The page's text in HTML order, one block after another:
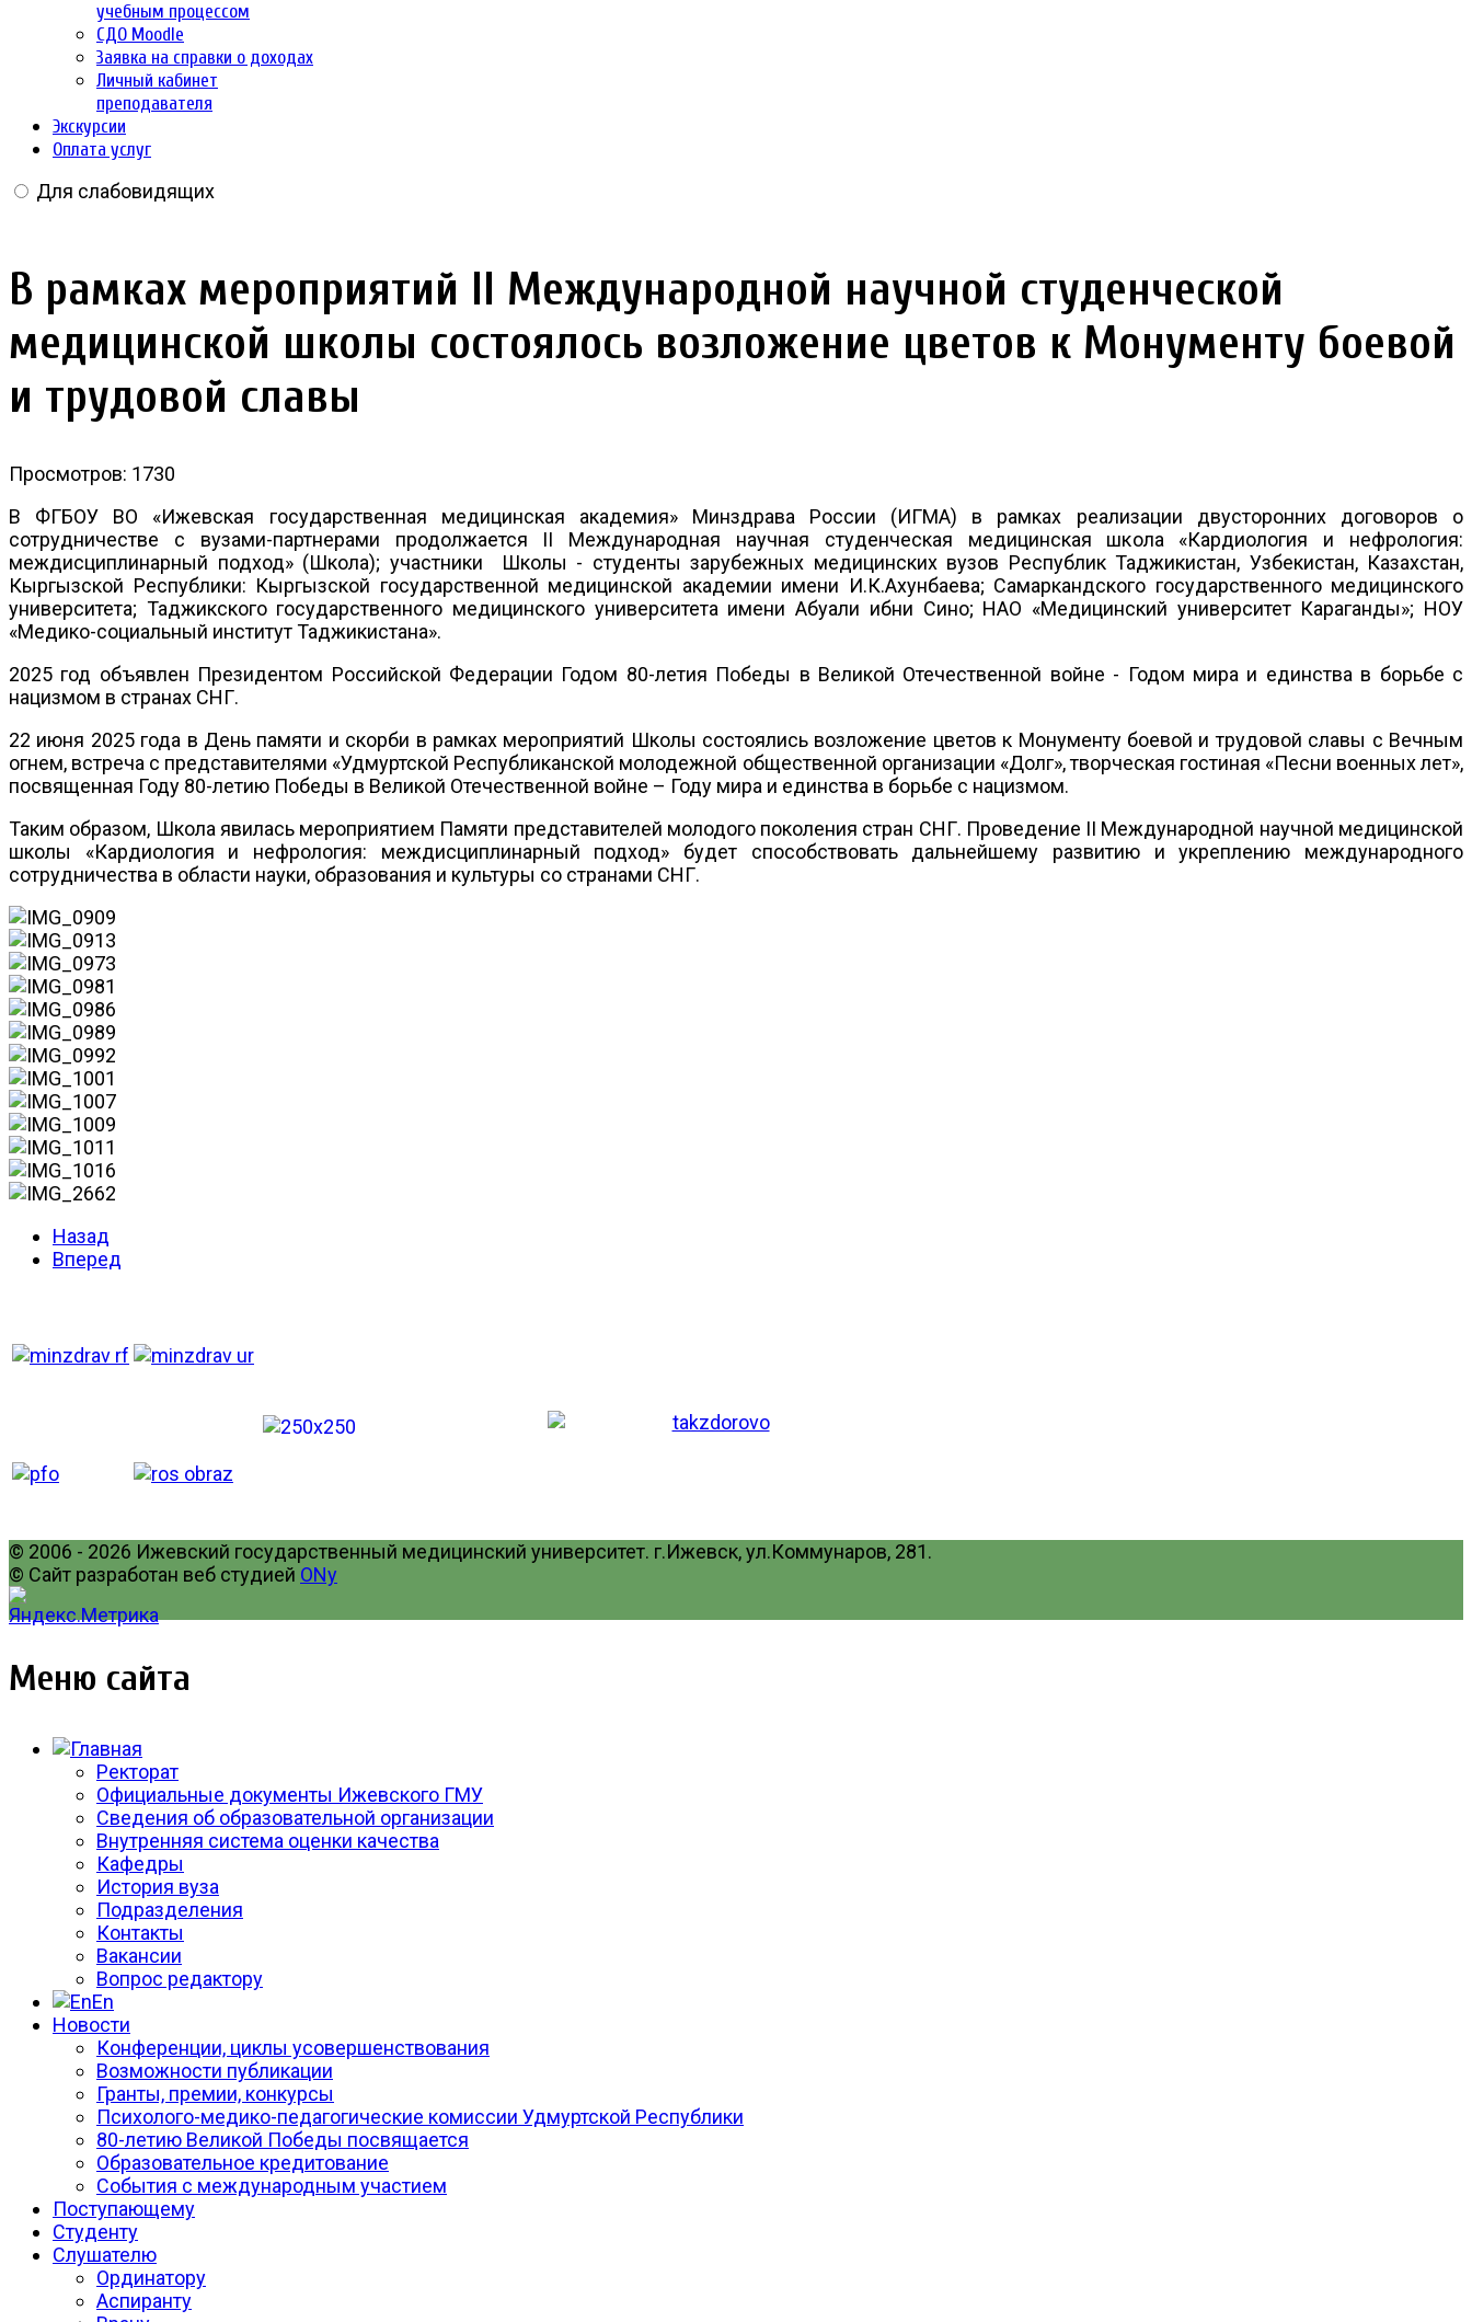
учебным процессом
СДО Moodle
Заявка на справки о доходах
Личный кабинет
преподавателя
Экскурсии
Оплата услуг
Для слабовидящих
В рамках мероприятий II Международной научной студенческой
медицинской школы состоялось возложение цветов к Монументу боевой
и трудовой славы
Просмотров: 1730
В ФГБОУ ВО «Ижевская государственная медицинская академия» Минздрава России (ИГМА) в рамках реализации двусторонних договоров о
сотрудничестве с вузами-партнерами продолжается II Международная научная студенческая медицинская школа «Кардиология и нефрология:
междисциплинарный подход» (Школа); участники Школы - студенты зарубежных медицинских вузов Республик Таджикистан, Узбекистан, Казахстан,
Кыргызской Республики: Кыргызской государственной медицинской академии имени И.К.Ахунбаева; Самаркандского государственного медицинского
университета; Таджикского государственного медицинского университета имени Абуали ибни Сино; НАО «Медицинский университет Караганды»; НОУ
«Медико-социальный институт Таджикистана».
2025 год объявлен Президентом Российской Федерации Годом 80-летия Победы в Великой Отечественной войне - Годом мира и единства в борьбе с
нацизмом в странах СНГ.
22 июня 2025 года в День памяти и скорби в рамках мероприятий Школы состоялись возложение цветов к Монументу боевой и трудовой славы с Вечным
огнем, встреча с представителями «Удмуртской Республиканской молодежной общественной организации «Долг», творческая гостиная «Песни военных лет»,
посвященная Году 80-летию Победы в Великой Отечественной войне – Году мира и единства в борьбе с нацизмом.
Таким образом, Школа явилась мероприятием Памяти представителей молодого поколения стран СНГ. Проведение II Международной научной медицинской
школы «Кардиология и нефрология: междисциплинарный подход» будет способствовать дальнейшему развитию и укреплению международного
сотрудничества в области науки, образования и культуры со странами СНГ.
Назад
Вперед
© 2006 - 2026 Ижевский государственный медицинский университет. г.Ижевск, ул.Коммунаров, 281.
© Сайт разработан веб студией ONy
Меню сайта
Ректорат
Официальные документы Ижевского ГМУ
Сведения об образовательной организации
Внутренняя система оценки качества
Кафедры
История вуза
Подразделения
Контакты
Вакансии
Вопрос редактору
En
Новости
Конференции, циклы усовершенствования
Возможности публикации
Гранты, премии, конкурсы
Психолого-медико-педагогические комиссии Удмуртской Республики
80-летию Великой Победы посвящается
Образовательное кредитование
События с международным участием
Поступающему
Студенту
Слушателю
Ординатору
Аспиранту